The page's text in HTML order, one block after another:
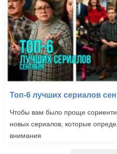
Топ-6 лучших сериалов
Чтобы вам было проще
новых сериалов, которые
внимания